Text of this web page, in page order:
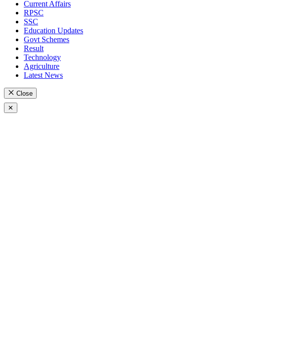
Current Affairs
RPSC
SSC
Education Updates
Govt Schemes
Result
Technology
Agriculture
Latest News
Close
✕